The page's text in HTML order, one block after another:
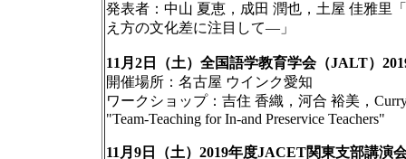
発表者：中山 夏恵，成田 潤也，土屋 佳雅里
え方の文化差に注目して―」
11月2日（土）全国語学教育学会（JALT）
開催場所：名古屋 ウインク愛知
ワークショップ：吉住 香織，河合 裕美，Curry
"Team-Teaching for In-and Preservice Teachers"
11月9日（土）2019年度JACET関東支部講演